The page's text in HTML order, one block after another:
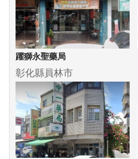
躍獅永聖藥局
彰化縣員林市